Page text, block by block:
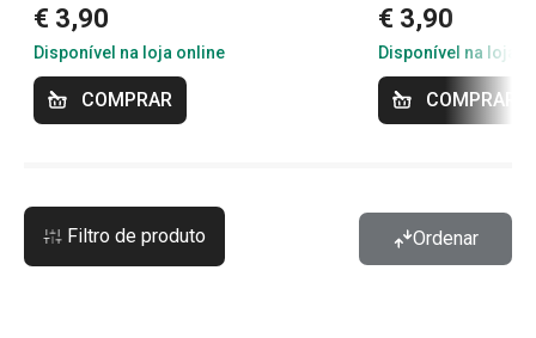
€ 3,90
Disponível na loja online
COMPRAR
€ 3,90
Disponível na loja
COMPRAR
Filtro de produto Ordenar